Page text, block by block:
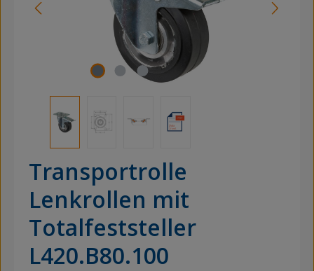
Transportrolle
Lenkrollen mit
Totalfeststeller
L420.B80.100